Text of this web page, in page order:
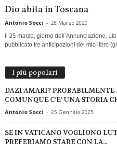
Dio abita in Toscana
Antonio Socci - 28 Marzo 2020
Il 25 marzo, giorno dell’Annunciazione,
pubblicato tre anticipazioni del mio libro
I più popolari
DAZI AMARI? PROBABILMENTE
COMUNQUE C’E’ UNA STORIA
Antonio Socci - 25 Gennaio 2025
SE IN VATICANO VOGLIONO
PREFERIAMO STARE CON LA...